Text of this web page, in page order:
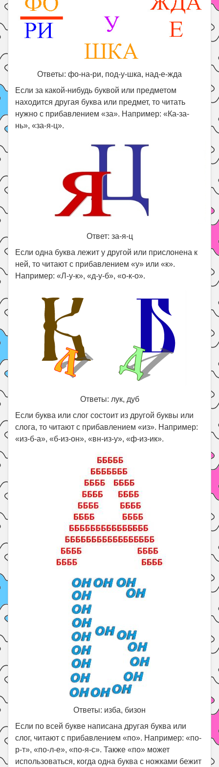
Ответы: фо-на-ри, под-у-шка, над-е-жда
Если за какой-нибудь буквой или предметом
находится другая буква или предмет, то читать
нужно с прибавлением «за». Например: «Ка-за-
нь», «за-я-ц».
Ответ: за-я-ц
Если одна буква лежит у другой или прислонена к
ней, то читают с прибавлением «у» или «к».
Например: «Л-у-к», «д-у-б», «о-к-о».
Ответы: лук, дуб
Если буква или слог состоит из другой буквы или
слога, то читают с прибавлением «из». Например:
«из-б-а», «б-из-он», «вн-из-у», «ф-из-ик».
Ответы: изба, бизон
Если по всей букве написана другая буква или
слог, читают с прибавлением «по». Например: «по-
р-т», «по-л-е», «по-я-с». Также «по» может
использоваться, когда одна буква с ножками бежит